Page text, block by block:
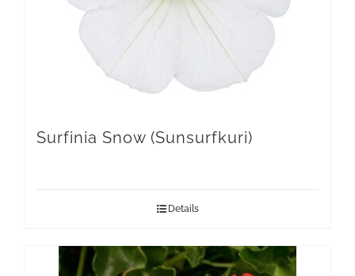
Surfinia Snow (Sunsurfkuri)
Details